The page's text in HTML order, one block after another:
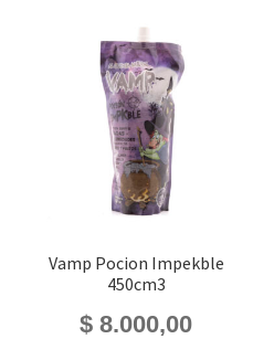
Vamp Pocion Impekble
450cm3
$ 8.000,00